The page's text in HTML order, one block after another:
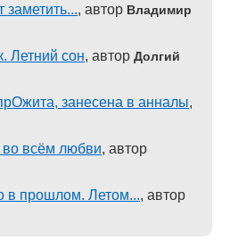
заметить..., автор Владимир
Летний сон, автор Долгий
занесена в анналы,
всём любви, автор
в прошлом. Летом..., автор